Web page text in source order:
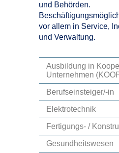
und Behörden.
vor allem in Service,
und Verwaltung.
Ausbildung in
Unternehmen
Berufseinsteiger/-in
Elektrotechnik
Fertigungs- /
Gesundheitswesen